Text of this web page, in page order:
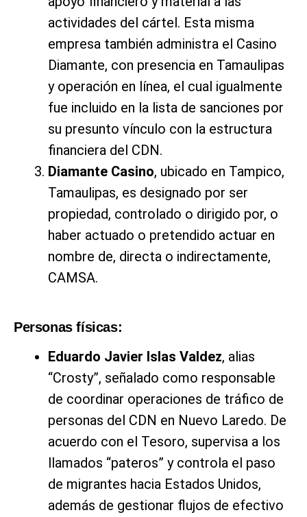
actividades del cártel. Esta misma
empresa también administra el Casino
Diamante, con presencia en Tamaulipas
y operación en línea, el cual igualmente
fue incluido en la lista de sanciones por
su presunto vínculo con la estructura
financiera del CDN.
Diamante Casino, ubicado en Tampico,
Tamaulipas, es designado por ser
propiedad, controlado o dirigido por, o
haber actuado o pretendido actuar en
nombre de, directa o indirectamente,
CAMSA.
Personas físicas:
Eduardo Javier Islas Valdez, alias
“Crosty”, señalado como responsable
de coordinar operaciones de tráfico de
personas del CDN en Nuevo Laredo. De
acuerdo con el Tesoro, supervisa a los
llamados “pateros” y controla el paso
de migrantes hacia Estados Unidos,
además de gestionar flujos de efectivo